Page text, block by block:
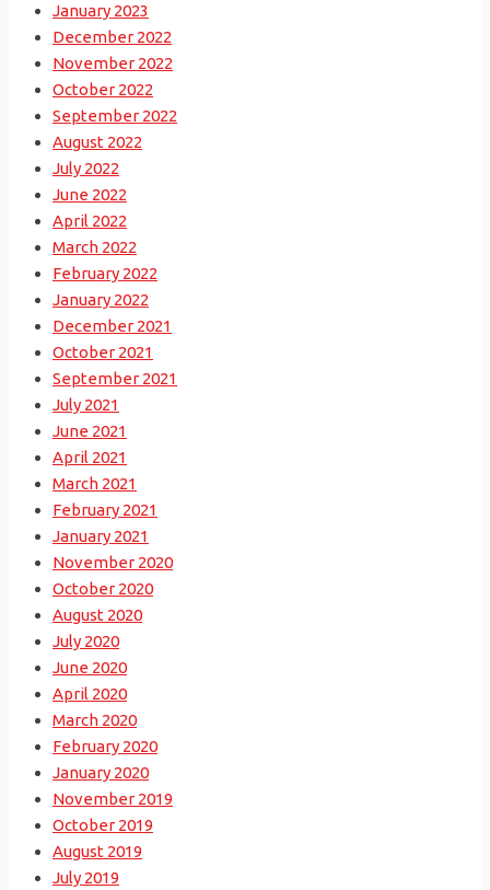
January 2023
December 2022
November 2022
October 2022
September 2022
August 2022
July 2022
June 2022
April 2022
March 2022
February 2022
January 2022
December 2021
October 2021
September 2021
July 2021
June 2021
April 2021
March 2021
February 2021
January 2021
November 2020
October 2020
August 2020
July 2020
June 2020
April 2020
March 2020
February 2020
January 2020
November 2019
October 2019
August 2019
July 2019